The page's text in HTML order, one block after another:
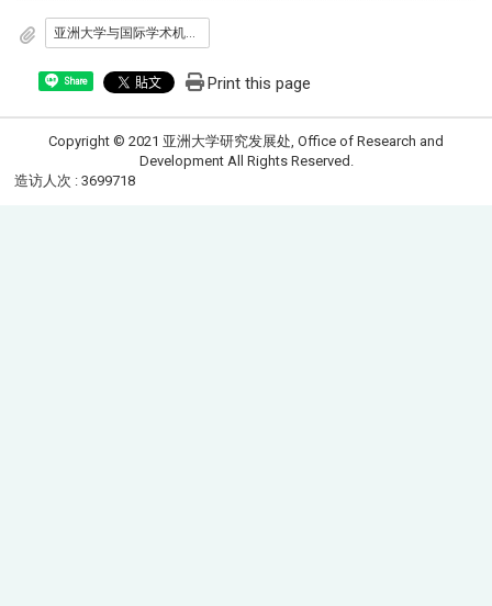
亚洲大学与国际学术机构合作个人奖励要点
Share Print this page
Copyright © 2021 亚洲大学研究发展处, Office of Research and
Development All Rights Reserved.
造访人次 : 3699718